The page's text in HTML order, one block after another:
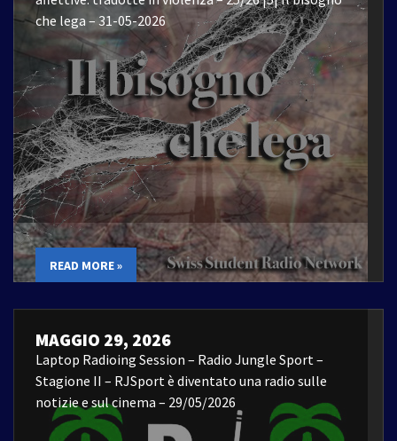
che lega – 31-05-2026
READ MORE »
MAGGIO 29, 2026
Laptop Radioing Session – Radio Jungle Sport –
Stagione II – RJSport è diventato una radio sulle
notizie e sul cinema – 29/05/2026